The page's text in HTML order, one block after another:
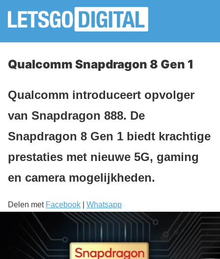
Qualcomm Snapdragon 8 Gen 1
Qualcomm introduceert opvolger
van Snapdragon 888. De
Snapdragon 8 Gen 1 biedt krachtige
prestaties met nieuwe 5G, gaming
en camera mogelijkheden.
Delen met Facebook Whatsapp